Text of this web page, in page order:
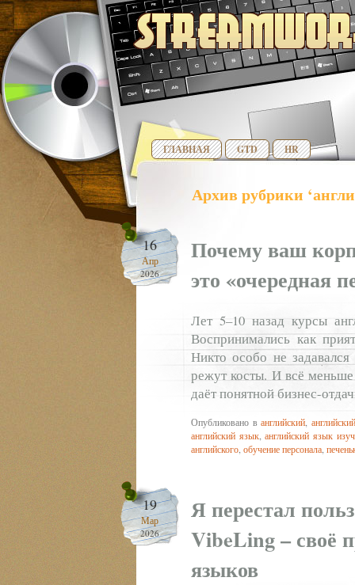
ГЛАВНАЯ GTD HR
Архив рубрики
16
Апр
2026
Почему ваш
это «очередная
Лет 5–10 назад курсы
Воспринимались как
Никто особо не
режут косты. И всё меньше
даёт понятной бизнес-
Опубликовано ванглийский
английский язык,английский язык
английского обучение персонала
19
Мар
2026
Я перестал
VibeLing – своё
языков